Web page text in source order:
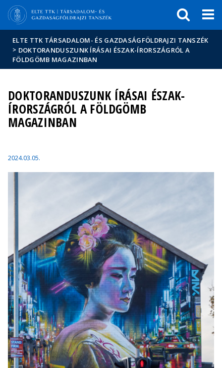
Hírek
Események
ELTE a
sajtóban
ELTE TTK TÁRSADALOM- ÉS GAZDASÁGFÖLDRAJZI TANSZÉK
> DOKTORANDUSZUNK ÍRÁSAI ÉSZAK-ÍRORSZÁGRÓL A
FÖLDGÖMB MAGAZINBAN
DOKTORANDUSZUNK ÍRÁSAI ÉSZAK-
ÍRORSZÁGRÓL A FÖLDGÖMB
MAGAZINBAN
2024.03.05.